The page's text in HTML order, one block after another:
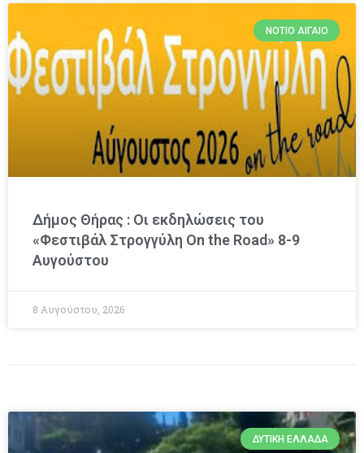
ΝΌΤΙΟ ΑΙΓΑΊΟ
Δήμος Θήρας : Οι εκδηλώσεις του
«Φεστιβάλ Στρογγύλη On the Road» 8-9
Αυγούστου
8 Αυγούστου, 2026
ΔΥΤΙΚΉ ΕΛΛΆΔΑ